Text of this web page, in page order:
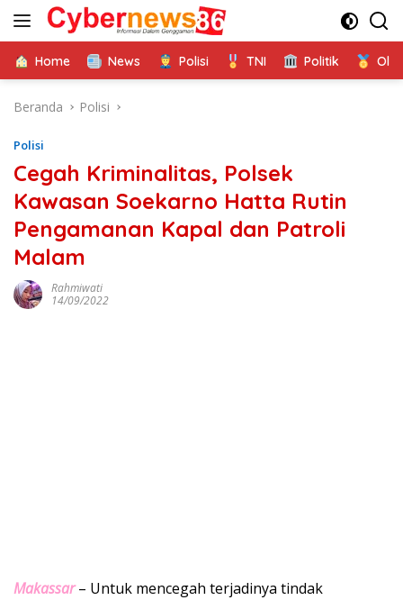
Langsung
Home News Polisi TNI Politik
Beranda Polisi
Polisi
Cegah Kriminalitas, Polsek
Kawasan Soekarno Hatta Rutin
Pengamanan Kapal dan Patroli
Malam
Rahmiwati
14/09/2022
Makassar– Untuk mencegah terjadinya tindak